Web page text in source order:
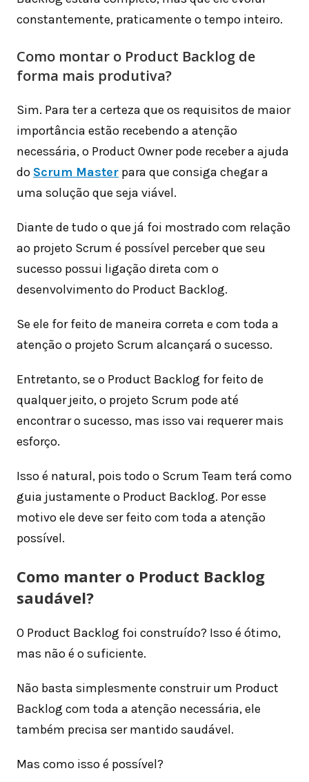
constantemente, praticamente o tempo inteiro.
Como montar o Product Backlog de
forma mais produtiva?
Sim. Para ter a certeza que os requisitos de maior
importância estão recebendo a atenção
necessária, o Product Owner pode receber a ajuda
do Scrum Master para que consiga chegar a
uma solução que seja viável.
Diante de tudo o que já foi mostrado com relação
ao projeto Scrum é possível perceber que seu
sucesso possui ligação direta com o
desenvolvimento do Product Backlog.
Se ele for feito de maneira correta e com toda a
atenção o projeto Scrum alcançará o sucesso.
Entretanto, se o Product Backlog for feito de
qualquer jeito, o projeto Scrum pode até
encontrar o sucesso, mas isso vai requerer mais
esforço.
Isso é natural, pois todo o Scrum Team terá como
guia justamente o Product Backlog. Por esse
motivo ele deve ser feito com toda a atenção
possível.
Como manter o Product Backlog
saudável?
O Product Backlog foi construído? Isso é ótimo,
mas não é o suficiente.
Não basta simplesmente construir um Product
Backlog com toda a atenção necessária, ele
também precisa ser mantido saudável.
Mas como isso é possível?